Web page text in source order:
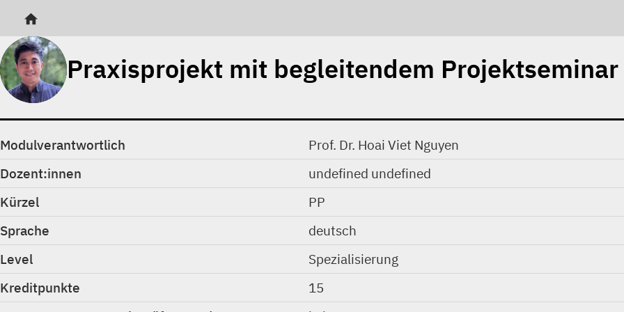
home
Praxisprojekt mit begleitendem Projektseminar
Modulverantwortlich
Prof. Dr. Hoai Viet Nguyen
Dozent:innen
undefined undefined
Kürzel
PP
Sprache
deutsch
Level
Spezialisierung
Kreditpunkte
15